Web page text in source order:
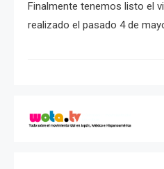
Finalmente tenemos listo el
realizado el pasado 4 de